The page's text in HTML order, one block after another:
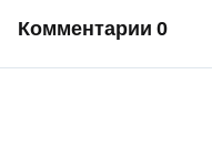
Комментарии 0